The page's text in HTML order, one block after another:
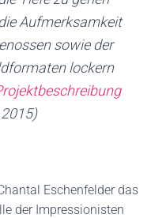
Aufmerksamkeit
sowie der
lockern
Eschenfelder das
der Impressionisten